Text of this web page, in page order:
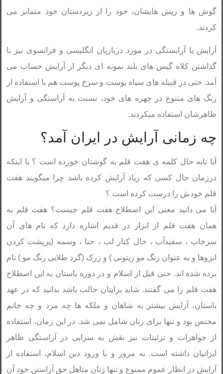
گوش ها و ریش هایشان، خود را از زیردستان خود متمایز می
کردند.
آرایش یا آرایستگی در مورد درباریان انگلیسی و فرانسوی نیز با
گذاشتن کلاه گیس های بلند نمونه ای دیگر از آرایش حساب می
آمد. حتی در قبیله های سیاه پوست و سرخ پوست هم با استفاده از
رنگ های متنوع در چهره های خود، نسبت به آراستگی و آرایش
ظاهرشان استفاده میکردند.
چه زمانی آرایش در ایران آمد؟
آیا تابه حال کلمه ی هفت قلم به گوشتان خورده است ؟ یا اینکه
درزمان حال کسی که زیاد آرایش کرده باشد چرا میگویند هفت
قلم خودش را درست کرده است ؟
آیا می دانید معنی این اصطلاح هفت قلم چیست؟ هفت قلم به
همان هفت قلم از ابزار در قدیم اشاره دارد که نام های آن
سرخاب ، سفیدآب ، خال کنار لب ، حنا ، وسمه (پرپشت کردن
ابروها و به عنوان رنگ مو زیتونی ) و زرک (گرد طلایی رنگ مو ) نام
برده شده اند. حتی قبل از اسلام و در دوره باستان به این اصطلاح
هفت قلم را می گفتند. شاید برایتان جالب باشد بدانید که در عهد
باستان، آرایش بیشتر به شاهان و ملکه ها چه مرد و چه خانم
مختص بود و تنها برای زنان شامل نمی شد. در این زمان، استفاده
از جواهرات و تزئینات نیز نقش به سزایی در آراستگی ظاهر
ایرانیان داشته است. به مرور و با ورود دین اسلام، استفاده از
آرایش در انظار عموم ممنوع و تنها زنان متاهل حق آراستن خود آن